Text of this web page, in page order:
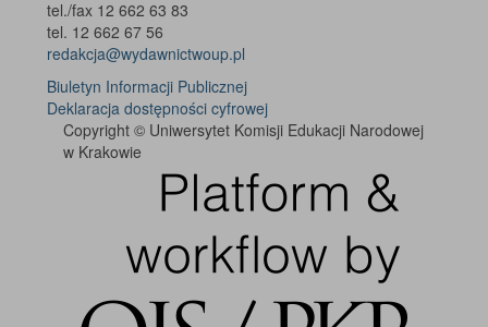
tel./fax 12 662 63 83
tel. 12 662 67 56
redakcja@wydawnictwoup.pl
Biuletyn Informacji Publicznej
Deklaracja dostępności cyfrowej
Copyright © Uniwersytet Komisji Edukacji Narodowej
w Krakowie